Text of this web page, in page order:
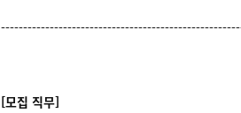
[모집 직무]